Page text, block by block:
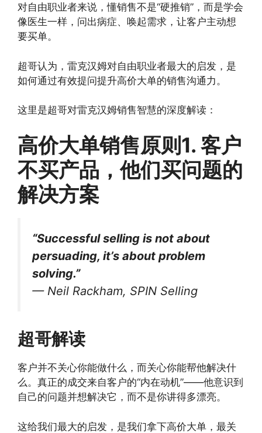
对自由职业者来说，懂销售不是“硬推销”，而是学会
像医生一样，问出病症、唤起需求，让客户主动想
要买单。
超哥认为，雷克汉姆对自由职业者最大的启发，是
如何通过有效提问提升高价大单的销售沟通力。
这里是超哥对雷克汉姆销售智慧的深度解读：
高价大单销售原则1. 客户
不买产品，他们买问题的
解决方案
“Successful selling is not about
persuading, it’s about problem
solving.”
— Neil Rackham, SPIN Selling
超哥解读
客户并不关心你能做什么，而关心你能帮他解决什
么。真正的成交来自客户的“内在动机”——他意识到
自己的问题并想解决它，而不是你讲得多漂亮。
这给我们最大的启发，是我们拿下高价大单，最关